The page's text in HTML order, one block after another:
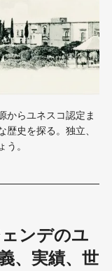
からユネスコ認定ま
史を探る。独立、
。
ンデのユ
、実績、世